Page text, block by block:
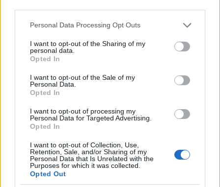
Please note that this website/app uses one or more Google
not limited to your visit or usage behaviour. You may click to
grant or deny consent to Google and its third-party tags to
use your data for below specified purposes in below Google
consent section.
Personal Data Processing Opt Outs
I want to opt-out of the Sharing of my
personal data.
Opted In
I want to opt-out of the Sale of my
Personal Data.
Opted In
I want to opt-out of processing my
Personal Data for Targeted Advertising.
Opted In
I want to opt-out of Collection, Use,
Retention, Sale, and/or Sharing of my
Personal Data that Is Unrelated with the
Purposes for which it was collected.
Opted Out